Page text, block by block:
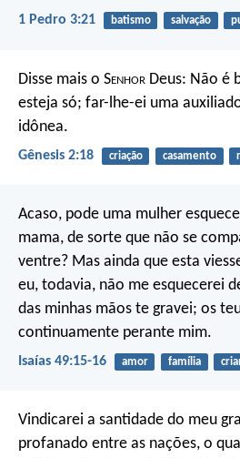
1 Pedro 3:21 batismo salvação
Disse mais o Senhor Deus: Não é
esteja só; far-lhe-ei uma
idônea.
Gênesis 2:18 criação casamento
Acaso, pode uma mulher
mama, de sorte que não se
ventre? Mas ainda que esta
eu, todavia, não me esquecerei
das minhas mãos te gravei; os
continuamente perante mim.
Isaías 49:15-16 amor família
Vindicarei a santidade do meu
profanado entre as nações, o